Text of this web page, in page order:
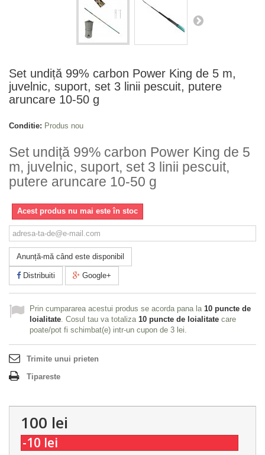
Set undiță 99% carbon Power King de 5 m,
juvelnic, suport, set 3 linii pescuit, putere
aruncare 10-50 g
Conditie: Produs nou
Set undiță 99% carbon Power King de 5
m, juvelnic, suport, set 3 linii pescuit,
putere aruncare 10-50 g
Acest produs nu mai este în stoc
Anunță-mă când este disponibil
Distribuiti Google+
Prin cumpararea acestui produs se acorda pana la 10 puncte de
loialitate . Cosul tau va totaliza 10 puncte de loialitate care
poate/pot fi schimbat(e) intr-un cupon de 3 lei
Trimite unui prieten
Tipareste
100 lei
-10 lei